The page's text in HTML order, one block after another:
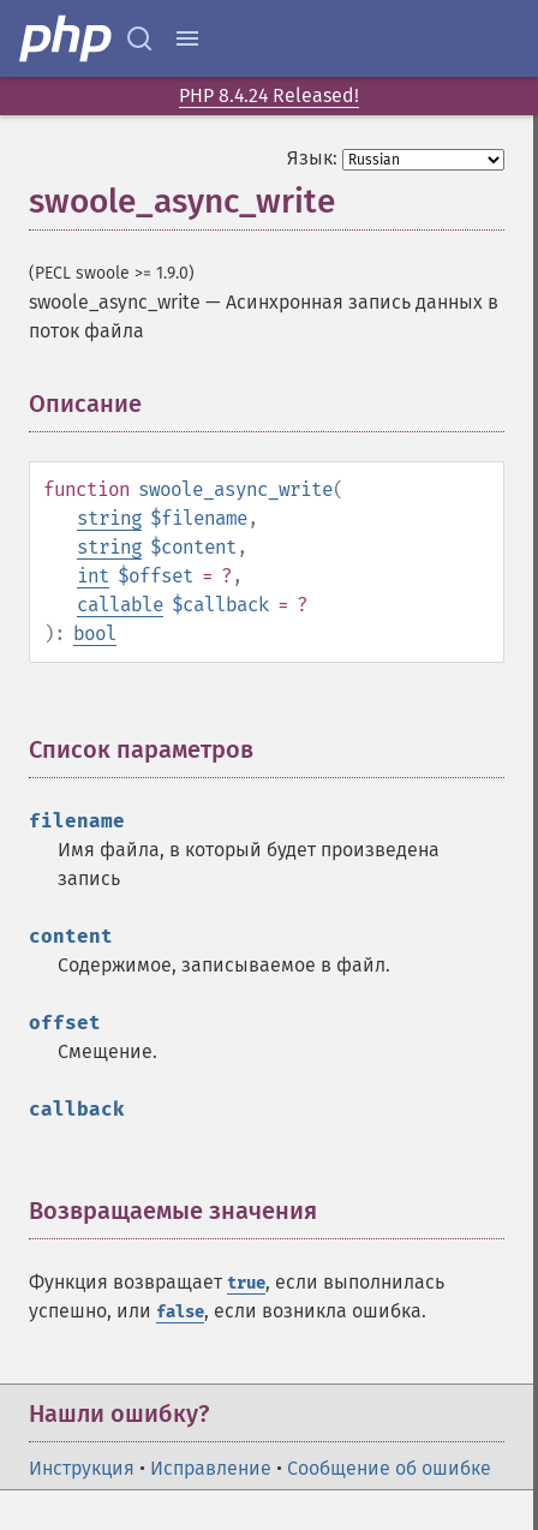
PHP 8.4.24 Released!
Язык:
swoole_async_write
(PECL swoole >= 1.9.0)
swoole_async_write — Асинхронная запись данных в
поток файла
Описание
function swoole_async_write(
string $filename,
string $content ,
int $offset = ? ,
callable $callback = ?
): bool
Список параметров
filename
Имя файла, в который будет произведена
запись
content
Содержимое, записываемое в файл.
offset
Смещение.
callback
Возвращаемые значения
Функция возвращает true, если выполнилась
успешно, или false, если возникла ошибка.
Нашли ошибку?
Инструкция • Исправление • Сообщение об ошибке